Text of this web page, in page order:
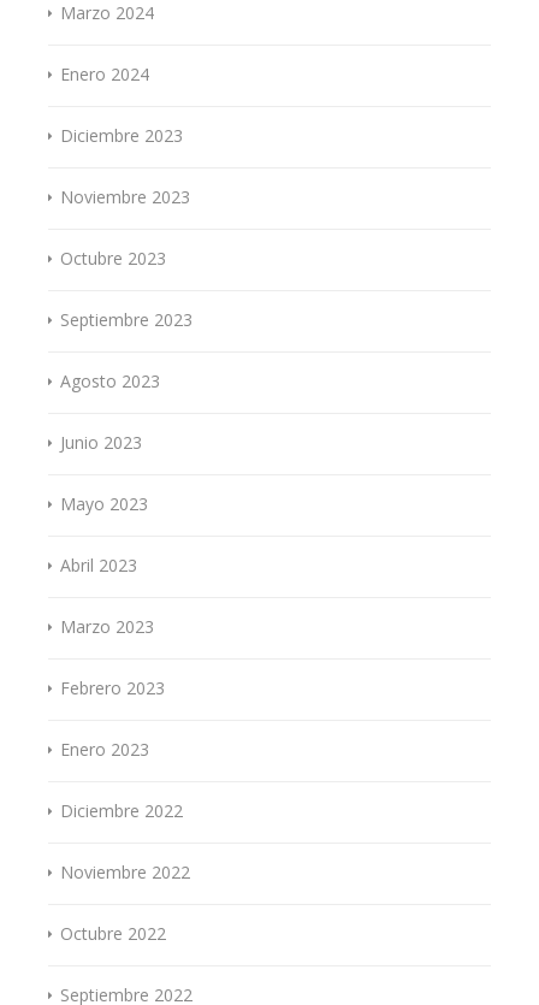
Marzo 2024
Enero 2024
Diciembre 2023
Noviembre 2023
Octubre 2023
Septiembre 2023
Agosto 2023
Junio 2023
Mayo 2023
Abril 2023
Marzo 2023
Febrero 2023
Enero 2023
Diciembre 2022
Noviembre 2022
Octubre 2022
Septiembre 2022